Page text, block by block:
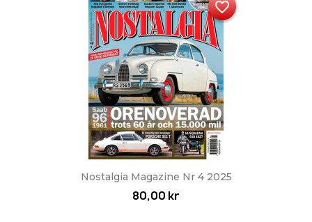
Nostalgia Magazine Nr 4 2025
80,00 kr
favorite_border